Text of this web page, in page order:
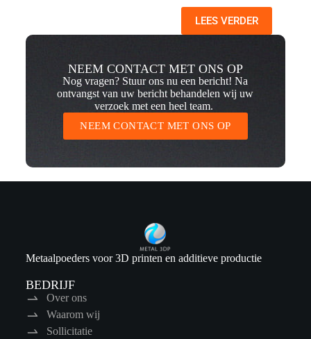
LEES VERDER
NEEM CONTACT MET ONS OP
Nog vragen? Stuur ons nu een bericht! Na
ontvangst van uw bericht behandelen wij uw
verzoek met een heel team.
NEEM CONTACT MET ONS OP
Metaalpoeders voor 3D printen en additieve productie
BEDRIJF
Over ons
Waarom wij
Sollicitatie